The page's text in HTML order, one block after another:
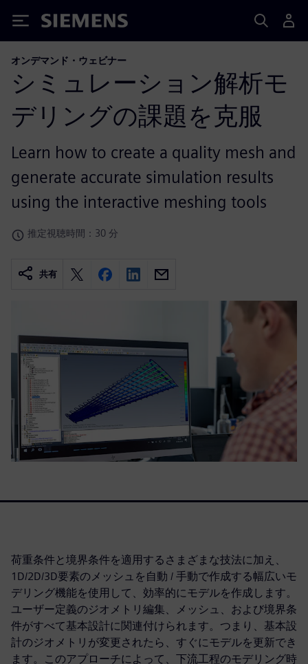
Siemens
オンデマンド・ウェビナー
シミュレーション解析モ
デリングの課題を克服
Learn how to create a quality mesh and
generate accurate simulation results
using the interactive meshing tools
推定視聴時間：30 分
共有
荷重条件と境界条件を適用するさまざまな技法に加え、
1D/2D/3D要素のメッシュを自動 / 手動で作成する幅広いモ
デリング機能を使用して、効率的にモデルを作成します。
ユーザー定義のジオメトリ編集、メッシュ、および境界条
件がすべて基本設計に関連付けられます。つまり、基本設
計のジオメトリが変更されたら、すぐにモデルを更新でき
ます。このアプローチによって、下流工程のモデリング時